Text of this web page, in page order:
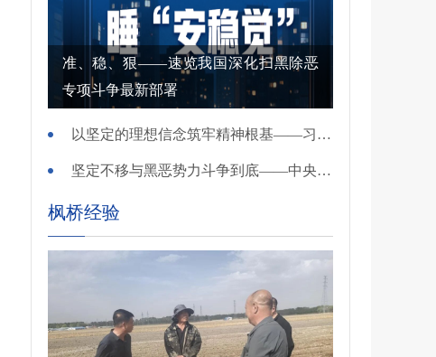
准、稳、狠——速览我国深化扫黑除恶
专项斗争最新部署
以坚定的理想信念筑牢精神根基——习近平党建思想理论品格系列述评之一
坚定不移与黑恶势力斗争到底——中央政法委负责同志就开展深化扫黑除恶专项斗争有关问题答记者问
枫桥经验